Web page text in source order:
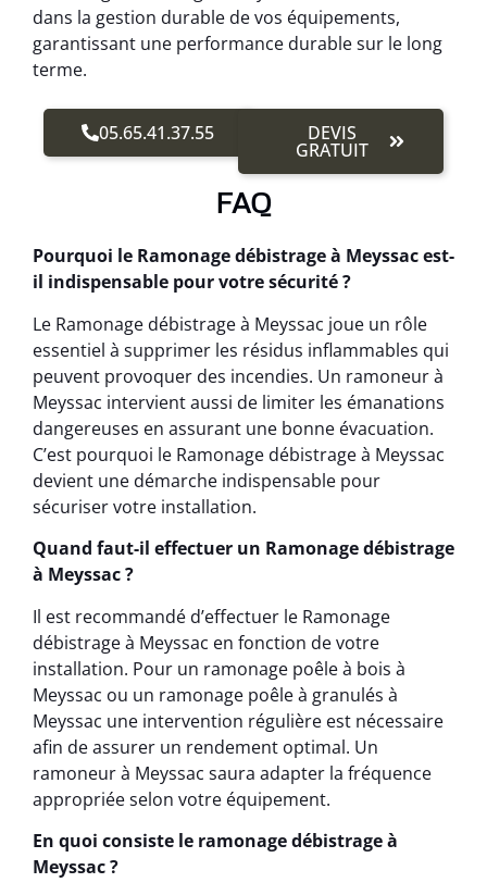
dans la gestion durable de vos équipements,
garantissant une performance durable sur le long
terme.
05.65.41.37.55 DEVIS
GRATUIT
FAQ
Pourquoi le Ramonage débistrage à Meyssac est-
il indispensable pour votre sécurité ?
Le Ramonage débistrage à Meyssac joue un rôle
essentiel à supprimer les résidus inflammables qui
peuvent provoquer des incendies. Un ramoneur à
Meyssac intervient aussi de limiter les émanations
dangereuses en assurant une bonne évacuation.
C’est pourquoi le Ramonage débistrage à Meyssac
devient une démarche indispensable pour
sécuriser votre installation.
Quand faut-il effectuer un Ramonage débistrage
à Meyssac ?
Il est recommandé d’effectuer le Ramonage
débistrage à Meyssac en fonction de votre
installation. Pour un ramonage poêle à bois à
Meyssac ou un ramonage poêle à granulés à
Meyssac une intervention régulière est nécessaire
afin de assurer un rendement optimal. Un
ramoneur à Meyssac saura adapter la fréquence
appropriée selon votre équipement.
En quoi consiste le ramonage débistrage à
Meyssac ?